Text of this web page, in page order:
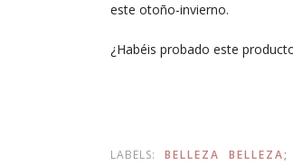
este otoño-invierno.
¿Habéis probado este
LABELS: BELLEZA BELLEZA;